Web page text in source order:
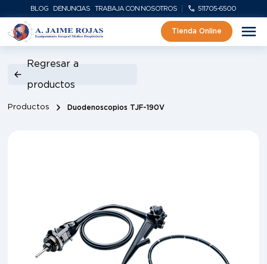
BLOG DENUNCIAS TRABAJA CON NOSOTROS 511705-6500
Tienda Online
Productos Duodenoscopios TJF-190V
Regresar a
productos